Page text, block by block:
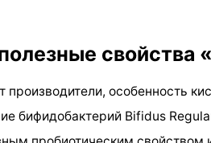
свойства
производители, особенность
бифидобактерий Bifidus